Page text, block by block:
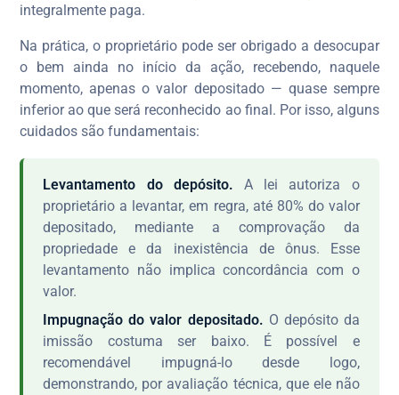
integralmente paga.
Na prática, o proprietário pode ser obrigado a desocupar
o bem ainda no início da ação, recebendo, naquele
momento, apenas o valor depositado — quase sempre
inferior ao que será reconhecido ao final. Por isso, alguns
cuidados são fundamentais:
Levantamento do depósito. A lei autoriza o
proprietário a levantar, em regra, até 80% do valor
depositado, mediante a comprovação da
propriedade e da inexistência de ônus. Esse
levantamento não implica concordância com o
valor.
Impugnação do valor depositado. O depósito da
imissão costuma ser baixo. É possível e
recomendável impugná-lo desde logo,
demonstrando, por avaliação técnica, que ele não